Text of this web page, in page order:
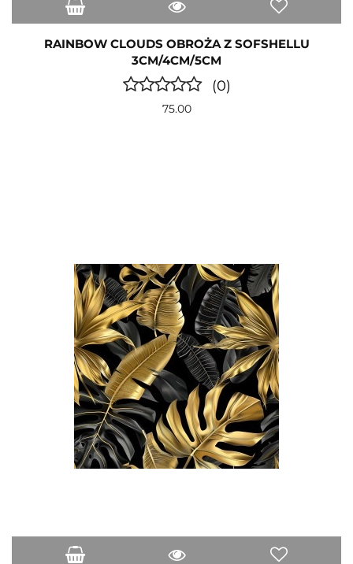
RAINBOW CLOUDS OBROŻA Z SOFSHELLU
3CM/4CM/5CM
(0)
75.00